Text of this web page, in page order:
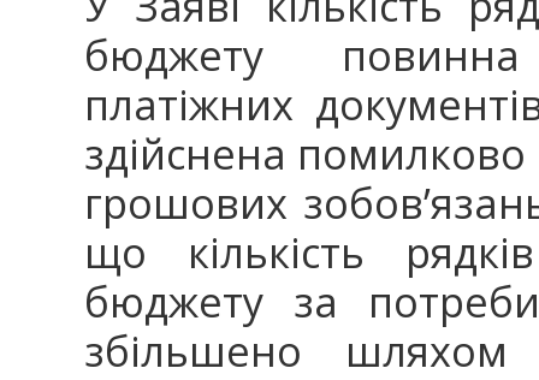
бюджету повинна
платіжних
здійснена
грошових
що кількість
бюджету за
збільшено